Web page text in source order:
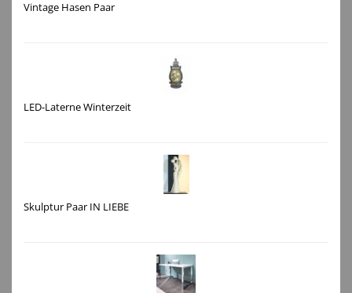
Vintage Hasen Paar
LED-Laterne Winterzeit
Skulptur Paar IN LIEBE